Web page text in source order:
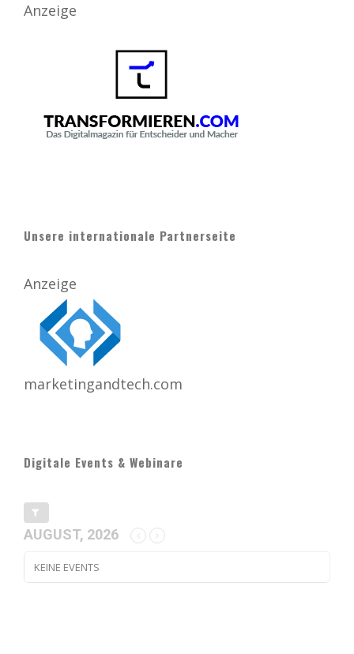
Anzeige
Unsere internationale Partnerseite
Anzeige
marketingandtech.com
Digitale Events & Webinare
AUGUST, 2026
KEINE EVENTS